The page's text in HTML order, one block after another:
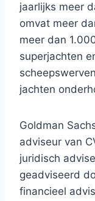
jaarlijks meer
omvat meer
meer dan
superjachten
jachten
Goldman
adviseur van
juridisch
geadviseerd
financieel